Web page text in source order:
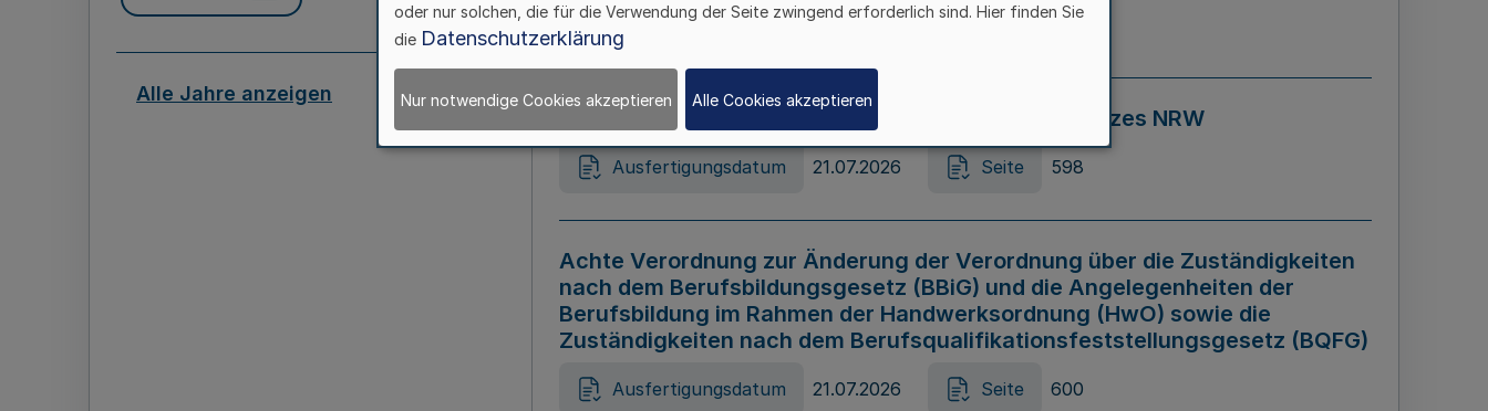
Alle Jahre anzeigen
Ausfertigungsdatum 21.07.2026 Seite 595
Gesetz zur Änderung des Online-Casinospiel Gesetzes NRW
Ausfertigungsdatum 21.07.2026 Seite 598
Achte Verordnung zur Änderung der Verordnung über die Zuständigkeiten
nach dem Berufsbildungsgesetz (BBiG) und die Angelegenheiten der
Berufsbildung im Rahmen der Handwerksordnung (HwO) sowie die
Zuständigkeiten nach dem Berufsqualifikationsfeststellungsgesetz (BQFG)
Ausfertigungsdatum 21.07.2026 Seite 600
oder nur solchen, die für die Verwendung der Seite zwingend erforderlich sind. Hier finden Sie
die Datenschutzerklärung
Nur notwendige Cookies akzeptieren Alle Cookies akzeptieren